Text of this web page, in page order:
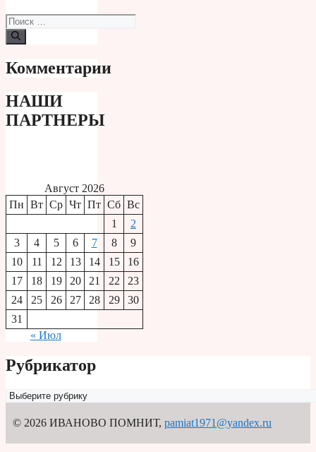
Поиск:
Комментарии
НАШИ
ПАРТНЕРЫ
Август 2026
Пн Вт Ср Чт Пт Сб Вс
1
2
3
4 5 6 7 8
9
10
11 12 13 14 15
16
17
18 19 20 21 22
23
24
25 26 27 28 29
30
31
« Июл
Рубрикатор
Рубрикатор
© 2026 ИВАНОВО ПОМНИТ, pamiat1971@yandex.ru